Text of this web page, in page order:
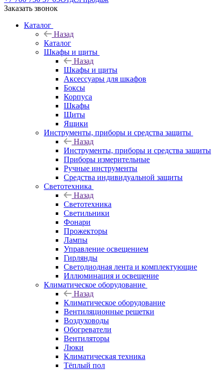
Заказать звонок
Каталог
Назад
Каталог
Шкафы и щиты
Назад
Шкафы и щиты
Аксессуары для шкафов
Боксы
Корпуса
Шкафы
Щиты
Ящики
Инструменты, приборы и средства защиты
Назад
Инструменты, приборы и средства защиты
Приборы измерительные
Ручные инструменты
Средства индивидуальной защиты
Светотехника
Назад
Светотехника
Светильники
Фонари
Прожекторы
Лампы
Управление освещением
Гирлянды
Светодиодная лента и комплектующие
Иллюминация и освещение
Климатическое оборудование
Назад
Климатическое оборудование
Вентиляционные решетки
Воздуховоды
Обогреватели
Вентиляторы
Люки
Климатическая техника
Тёплый пол